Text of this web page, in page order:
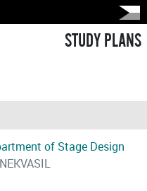
STUDY PLANS
of Stage Design